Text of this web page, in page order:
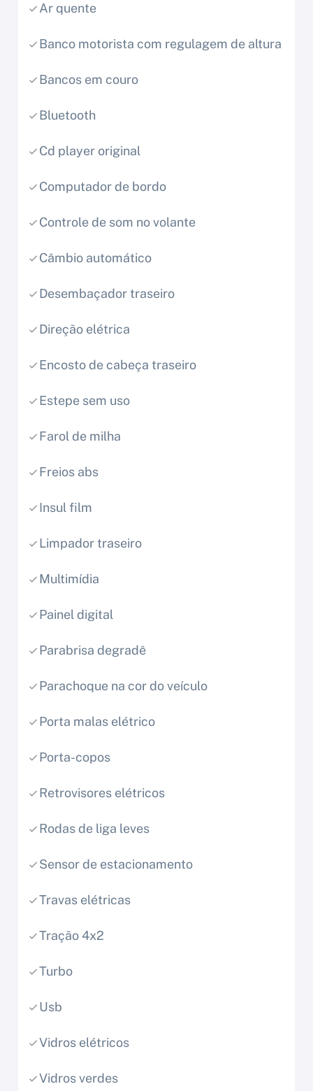
Ar quente
Banco motorista com regulagem de altura
Bancos em couro
Bluetooth
Cd player original
Computador de bordo
Controle de som no volante
Câmbio automático
Desembaçador traseiro
Direção elétrica
Encosto de cabeça traseiro
Estepe sem uso
Farol de milha
Freios abs
Insul film
Limpador traseiro
Multimídia
Painel digital
Parabrisa degradê
Parachoque na cor do veículo
Porta malas elétrico
Porta-copos
Retrovisores elétricos
Rodas de liga leves
Sensor de estacionamento
Travas elétricas
Tração 4x2
Turbo
Usb
Vidros elétricos
Vidros verdes